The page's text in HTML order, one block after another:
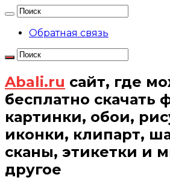
Обратная связь
Abali.ru сайт, где
бесплатно скачать
картинки, обои,
иконки, клипарт,
сканы, этикетки и
другое